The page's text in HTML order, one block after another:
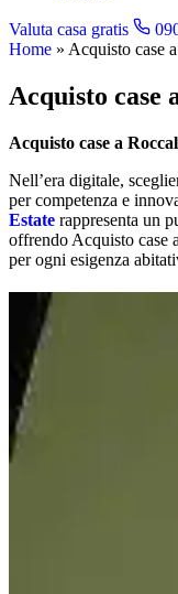
Valuta casa gratis
Home » Acquisto case
Acquisto case
Acquisto case a
Nell’era digitale,
per competenza e
Estate rappresenta un
offrendo Acquisto case
per ogni esigenza